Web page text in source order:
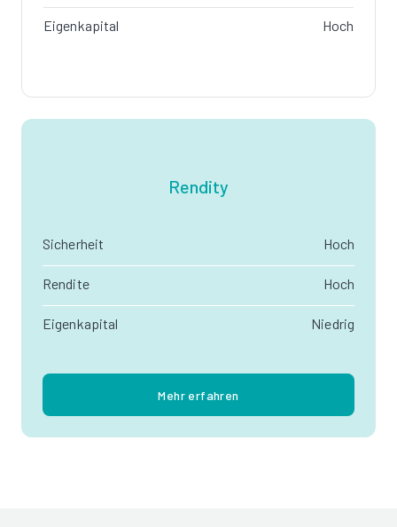
Eigenkapital Hoch
Rendity
Sicherheit Hoch
Rendite Hoch
Eigenkapital Niedrig
Mehr erfahren